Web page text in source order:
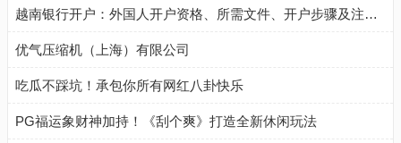
越南银行开户：外国人开户资格、所需文件、开户步骤及注意事项
优气压缩机（上海）有限公司
吃瓜不踩坑！承包你所有网红八卦快乐
PG福运象财神加持！《刮个爽》打造全新休闲玩法